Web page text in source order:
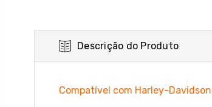
Descrição do Produto
Compatível com Harley-